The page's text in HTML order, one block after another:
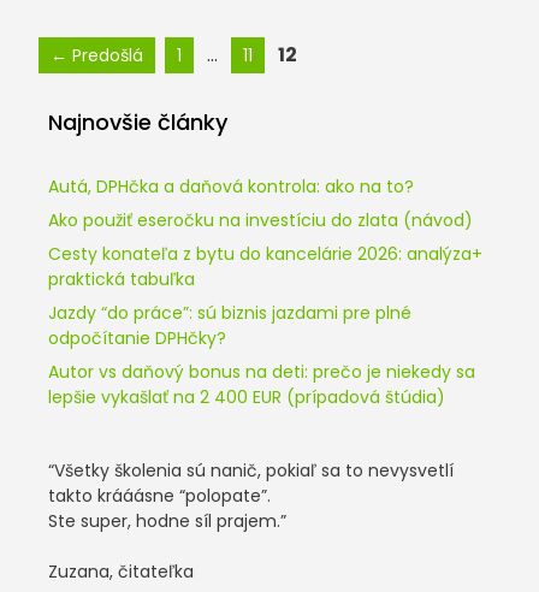
← Predošlá Stránka
1 … Stránka
11 Stránka
12
Najnovšie články
Autá, DPHčka a daňová kontrola: ako na to?
Ako použiť eseročku na investíciu do zlata (návod)
Cesty konateľa z bytu do kancelárie 2026: analýza+
praktická tabuľka
Jazdy “do práce”: sú biznis jazdami pre plné
odpočítanie DPHčky?
Autor vs daňový bonus na deti: prečo je niekedy sa
lepšie vykašlať na 2 400 EUR (prípadová štúdia)
“Všetky školenia sú nanič, pokiaľ sa to nevysvetlí
takto krááásne “polopate”.
Ste super, hodne síl prajem.”
Zuzana, čitateľka